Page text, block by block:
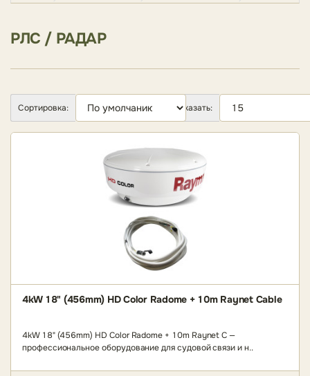
РЛС / РАДАР
Сортировка: Показать:
4kW 18" (456mm) HD Color Radome + 10m Raynet Cable
4kW 18" (456mm) HD Color Radome + 10m Raynet C —
профессиональное оборудование для судовой связи и н..